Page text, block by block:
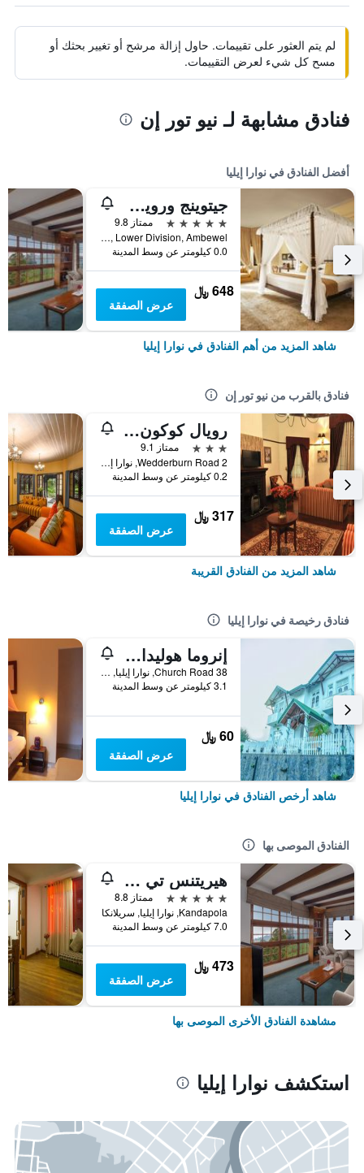
لم يتم العثور على تقييمات. حاول إزالة مرشح أو تغيير بحثك أو
مسح كل شيء لعرض التقييمات.
فنادق مشابهة لـ نيو تور إن
أفضل الفنادق في نوارا إيليا
جيتوينج ورويك جاردنز، آيه لاكشري ريزيرف
5 نجوم
ممتاز 9.8
Warwick Estate, Lower Division, Ambewel, نوارا إيليا, سريلانكا
0.0 كيلومتر عن وسط المدينة
648 ﷼
عرض الصفقة
شاهد المزيد من أهم الفنادق في نوارا إيليا
فنادق بالقرب من نيو تور إن
رويال كوكون - نوفارا إيلِيا
3 نجوم
ممتاز 9.1
2 Wedderburn Road, نوارا إيليا, سريلانكا
0.2 كيلومتر عن وسط المدينة
317 ﷼
عرض الصفقة
شاهد المزيد من الفنادق القريبة
فنادق رخيصة في نوارا إيليا
إنروما هوليداي ريزورت
38 Church Road, نوارا إيليا, سريلانكا
3.1 كيلومتر عن وسط المدينة
60 ﷼
عرض الصفقة
شاهد أرخص الفنادق في نوارا إيليا
الفنادق الموصى بها
هيريتنس تي فاكتوري
5 نجوم
ممتاز 8.8
Kandapola, نوارا إيليا, سريلانكا
7.0 كيلومتر عن وسط المدينة
473 ﷼
عرض الصفقة
مشاهدة الفنادق الأخرى الموصى بها
استكشف نوارا إيليا